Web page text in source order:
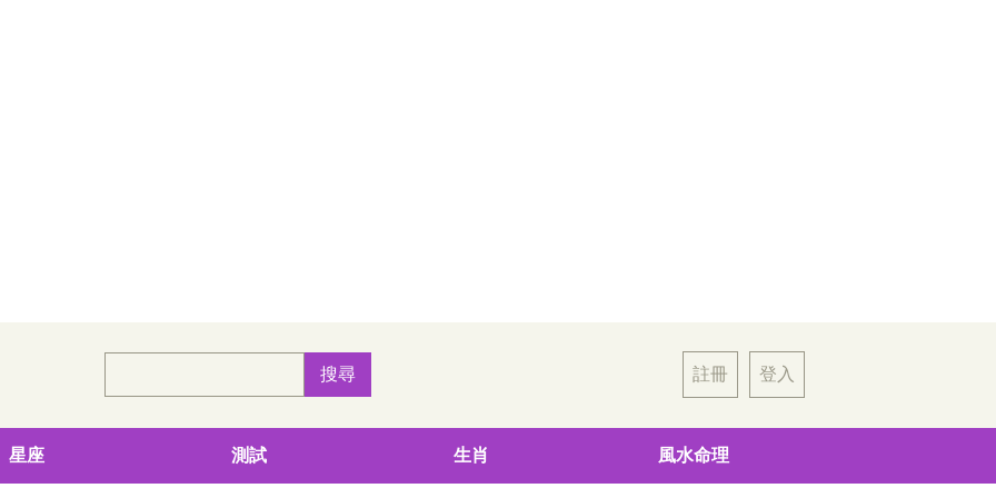
註冊 登入
星座 測試 生肖 風水命理